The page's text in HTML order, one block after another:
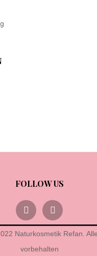
FOLLOW US
Naturkosmetik Refan.
vorbehalten